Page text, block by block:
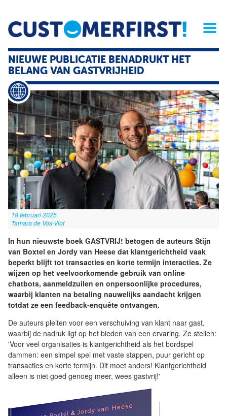
Home Opinie Archief
Magazine
Service
Buyers'Guide
NIEUWE PUBLICATIE BENADRUKT HET
BELANG VAN GASTVRIJHEID
18 februari 2025
Tamara de Vos-Vlot
In hun nieuwste boek GASTVRIJ! betogen de auteurs Stijn
van Boxtel en Jordy van Heese dat klantgerichtheid vaak
beperkt blijft tot transacties en korte termijn interacties. Ze
wijzen op het veelvoorkomende gebruik van online
chatbots, aanmeldzuilen en onpersoonlijke procedures,
waarbij klanten na betaling nauwelijks aandacht krijgen
totdat ze een feedback-enquête ontvangen.
De auteurs pleiten voor een verschuiving van klant naar gast,
waarbij de nadruk ligt op het bieden van een ervaring. Ze stellen:
'Voor veel organisaties is klantgerichtheid als het bordspel
dammen: een simpel spel met vaste stappen, puur gericht op
transacties en korte termijn. Dit moet anders! Klantgerichtheid
alleen is niet goed genoeg meer, wees gastvrij!'